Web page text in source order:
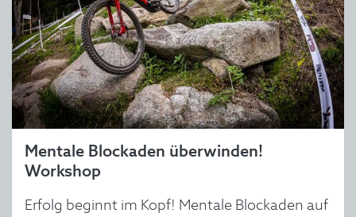
Mentale Blockaden überwinden!
Workshop
Erfolg beginnt im Kopf! Mentale Blockaden auf